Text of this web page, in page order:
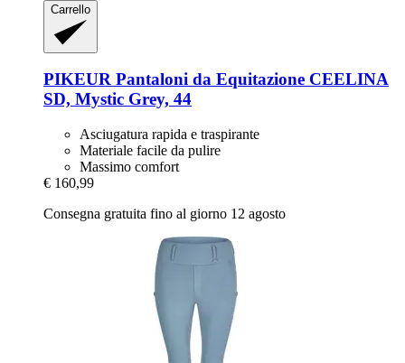
Carrello
PIKEUR Pantaloni da Equitazione CEELINA
SD, Mystic Grey, 44
Asciugatura rapida e traspirante
Materiale facile da pulire
Massimo comfort
€ 160,99
Consegna gratuita fino al giorno 12 agosto